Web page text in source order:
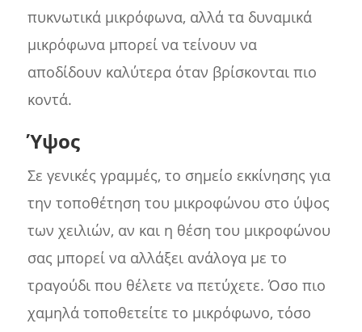
πυκνωτικά μικρόφωνα, αλλά τα δυναμικά
μικρόφωνα μπορεί να τείνουν να
αποδίδουν καλύτερα όταν βρίσκονται πιο
κοντά.
Ύψος
Σε γενικές γραμμές, το σημείο εκκίνησης για
την τοποθέτηση του μικροφώνου στο ύψος
των χειλιών, αν και η θέση του μικροφώνου
σας μπορεί να αλλάξει ανάλογα με το
τραγούδι που θέλετε να πετύχετε. Όσο πιο
χαμηλά τοποθετείτε το μικρόφωνο, τόσο